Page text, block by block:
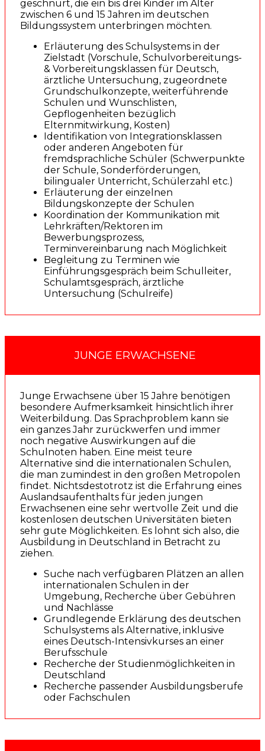
geschnürt, die ein bis drei Kinder im Alter
zwischen 6 und 15 Jahren im deutschen
Bildungssystem unterbringen möchten.
Erläuterung des Schulsystems in der
Zielstadt (Vorschule, Schulvorbereitungs-
& Vorbereitungsklassen für Deutsch,
ärztliche Untersuchung, zugeordnete
Grundschulkonzepte, weiterführende
Schulen und Wunschlisten,
Gepflogenheiten bezüglich
Elternmitwirkung, Kosten)
Identifikation von Integrationsklassen
oder anderen Angeboten für
fremdsprachliche Schüler (Schwerpunkte
der Schule, Sonderförderungen,
bilingualer Unterricht, Schülerzahl etc.)
Erläuterung der einzelnen
Bildungskonzepte der Schulen
Koordination der Kommunikation mit
Lehrkräften/Rektoren im
Bewerbungsprozess,
Terminvereinbarung nach Möglichkeit
Begleitung zu Terminen wie
Einführungsgespräch beim Schulleiter,
Schulamtsgespräch, ärztliche
Untersuchung (Schulreife)
JUNGE ERWACHSENE
Junge Erwachsene über 15 Jahre benötigen
besondere Aufmerksamkeit hinsichtlich ihrer
Weiterbildung. Das Sprachproblem kann sie
ein ganzes Jahr zurückwerfen und immer
noch negative Auswirkungen auf die
Schulnoten haben. Eine meist teure
Alternative sind die internationalen Schulen,
die man zumindest in den großen Metropolen
findet. Nichtsdestotrotz ist die Erfahrung eines
Auslandsaufenthalts für jeden jungen
Erwachsenen eine sehr wertvolle Zeit und die
kostenlosen deutschen Universitäten bieten
sehr gute Möglichkeiten. Es lohnt sich also, die
Ausbildung in Deutschland in Betracht zu
ziehen.
Suche nach verfügbaren Plätzen an allen
internationalen Schulen in der
Umgebung, Recherche über Gebühren
und Nachlässe
Grundlegende Erklärung des deutschen
Schulsystems als Alternative, inklusive
eines Deutsch-Intensivkurses an einer
Berufsschule
Recherche der Studienmöglichkeiten in
Deutschland
Recherche passender Ausbildungsberufe
oder Fachschulen